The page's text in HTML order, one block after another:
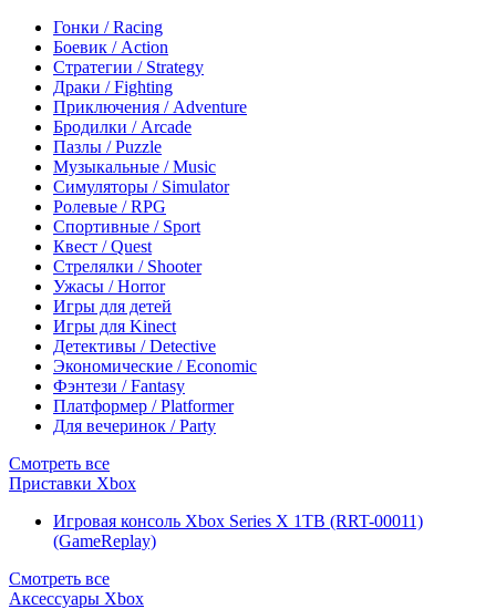
Гонки / Racing
Боевик / Action
Стратегии / Strategy
Драки / Fighting
Приключения / Adventure
Бродилки / Arcade
Пазлы / Puzzle
Музыкальные / Music
Симуляторы / Simulator
Ролевые / RPG
Спортивные / Sport
Квест / Quest
Стрелялки / Shooter
Ужасы / Horror
Игры для детей
Игры для Kinect
Детективы / Detective
Экономические / Economic
Фэнтези / Fantasy
Платформер / Platformer
Для вечеринок / Party
Смотреть все
Приставки Xbox
Игровая консоль Xbox Series X 1TB (RRT-00011)
(GameReplay)
Смотреть все
Аксессуары Xbox